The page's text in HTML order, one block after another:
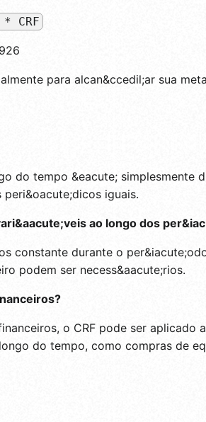
CRF
para alcan&ccedil;ar sua
do tempo &eacute; simplesmente
iguais.
ao longo dos
constante durante o
podem ser necess&aacute;rios.
o CRF pode ser aplicado
do tempo, como compras de